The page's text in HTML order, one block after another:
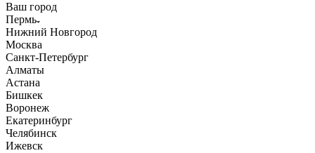
Ваш город
Пермь
Нижний Новгород
Москва
Санкт-Петербург
Алматы
Астана
Бишкек
Воронеж
Екатеринбург
Челябинск
Ижевск